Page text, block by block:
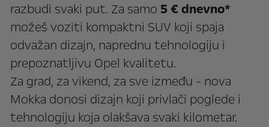
razbudi svaki put. Za samo 5 € dnevno*
možeš voziti kompaktni SUV koji spaja
odvažan dizajn, naprednu tehnologiju i
prepoznatljivu Opel kvalitetu.
Za grad, za vikend, za sve između - nova
Mokka donosi dizajn koji privlači poglede i
tehnologiju koja olakšava svaki kilometar.